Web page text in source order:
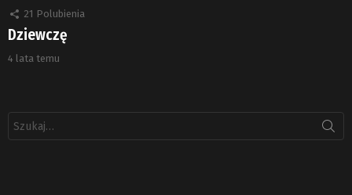
21 Polubienia
Dziewczę
4 lata temu